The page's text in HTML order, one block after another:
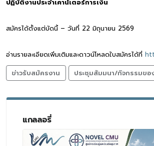
ปฏิบัติงานประจำเคาน์เตอร์การเงิน
สมัครได้ตั้งแต่บัดนี้ – วันที่ 22 มิถุนายน 2569
อ่านรายละเอียดเพิ่มเติมและดาวน์โหลดใบสมัครได้ที่
ข่าวรับสมัครงาน
ประชุมสัมมนา/กิจกรรมขอ
แกลลอรี่